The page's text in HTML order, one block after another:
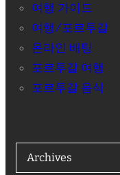
여행 가이드
여행/포르투갈
온라인 배팅
포르투갈 여행
포르투갈 음식
Archives